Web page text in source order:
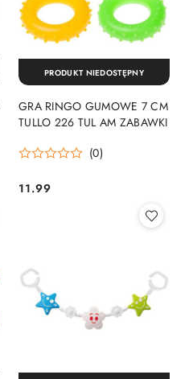
GRA RINGO GUMOWE 7 CM
TULLO 226 TUL AM ZABAWKI
(0)
Cena:
11.99
PRODUKT NIEDOSTĘPNY